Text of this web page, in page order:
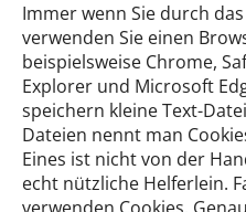
Immer wenn Sie durch
verwenden Sie einen
beispielsweise Chrome,
Explorer und Microsoft
speichern kleine Text-
Dateien nennt man
Eines ist nicht von der
echt nützliche Helferlein.